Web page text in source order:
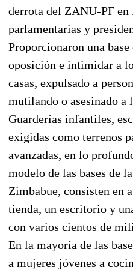
derrota del ZANU-PF en
parlamentarias y
Proporcionaron una
oposición e intimidar a
casas, expulsado a
mutilando o asesinado a
Guarderías infantiles,
exigidas como terrenos
avanzadas, en lo
modelo de las bases de
Zimbabue, consisten en
tienda, un escritorio y
con varios cientos de
En la mayoría de las
a mujeres jóvenes a